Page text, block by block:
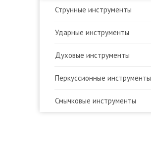
Струнные инструменты
Ударные инструменты
Духовые инструменты
Перкуссионные инструменты
Смычковые инструменты